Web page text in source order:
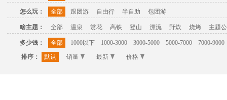
怎么玩： 全部 跟团游 自由行 半自助 包团游
啥主题： 全部 温泉 赏花 高铁 登山 漂流 野炊 烧烤 主题
多少钱： 全部 1000以下 1000-3000 3000-5000 5000-7000
7000-9000
排序：
默认 销量 最新 价格